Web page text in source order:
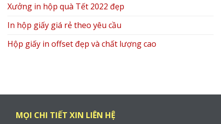
Xưởng in hộp quà Tết 2022 đẹp
In hộp giấy giá rẻ theo yêu cầu
Hộp giấy in offset đẹp và chất lượng cao
MỌI CHI TIẾT XIN LIÊN HỆ